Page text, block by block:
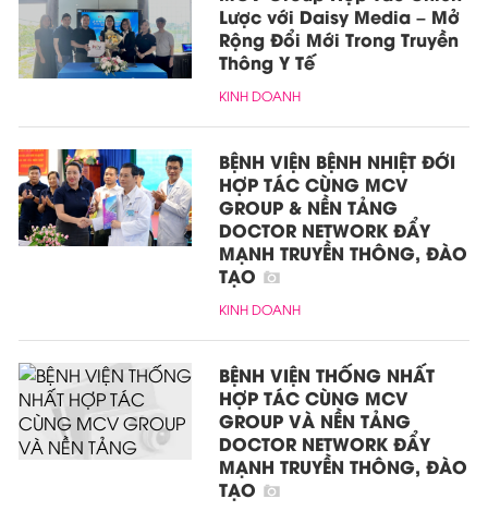
Lược với Daisy Media – Mở
Rộng Đổi Mới Trong Truyền
Thông Y Tế
KINH DOANH
BỆNH VIỆN BỆNH NHIỆT ĐỚI
HỢP TÁC CÙNG MCV
GROUP & NỀN TẢNG
DOCTOR NETWORK ĐẨY
MẠNH TRUYỀN THÔNG, ĐÀO
TẠO
KINH DOANH
BỆNH VIỆN THỐNG NHẤT
HỢP TÁC CÙNG MCV
GROUP VÀ NỀN TẢNG
DOCTOR NETWORK ĐẨY
MẠNH TRUYỀN THÔNG, ĐÀO
TẠO